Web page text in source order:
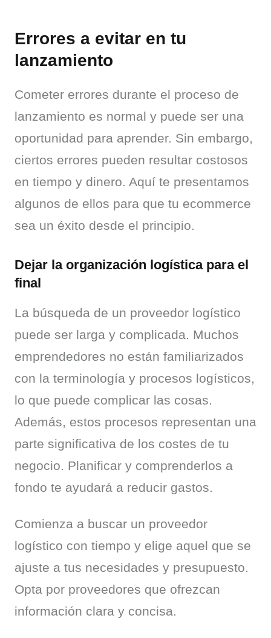
Errores a evitar en tu
lanzamiento
Cometer errores durante el proceso de
lanzamiento es normal y puede ser una
oportunidad para aprender. Sin embargo,
ciertos errores pueden resultar costosos
en tiempo y dinero. Aquí te presentamos
algunos de ellos para que tu ecommerce
sea un éxito desde el principio.
Dejar la organización logística para el
final
La búsqueda de un proveedor logístico
puede ser larga y complicada. Muchos
emprendedores no están familiarizados
con la terminología y procesos logísticos,
lo que puede complicar las cosas.
Además, estos procesos representan una
parte significativa de los costes de tu
negocio. Planificar y comprenderlos a
fondo te ayudará a reducir gastos.
Comienza a buscar un proveedor
logístico con tiempo y elige aquel que se
ajuste a tus necesidades y presupuesto.
Opta por proveedores que ofrezcan
información clara y concisa.